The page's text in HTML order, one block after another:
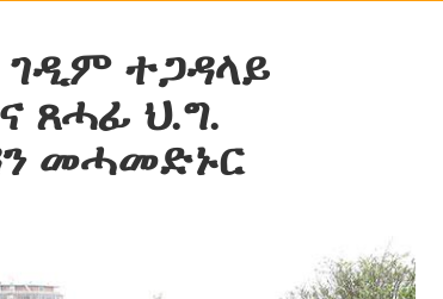
ተጋዳላይ
ጸሓፊ ህ.ግ.
መሓመድኑር